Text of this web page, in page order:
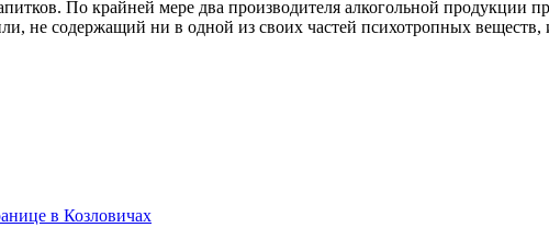
По крайней мере два производителя алкогольной продукции
не содержащий ни в одной из своих частей психотропных
в Козловичах